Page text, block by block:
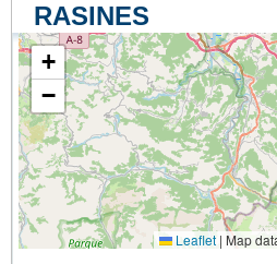
RASINES
+
−
Leaflet | Map